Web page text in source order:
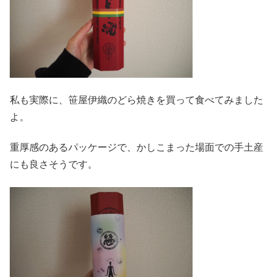
私も実際に、笹屋伊織のどら焼きを買って食べてみました
よ。
重厚感のあるパッケージで、かしこまった場面での手土産
にも良さそうです。